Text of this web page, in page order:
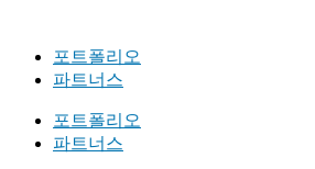
포트폴리오
파트너스
포트폴리오
파트너스